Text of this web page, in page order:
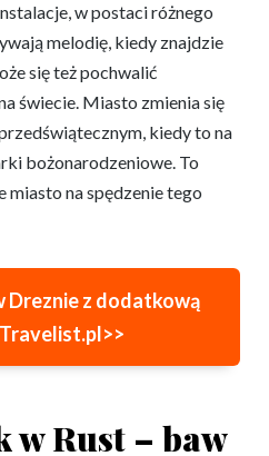
w postaci różnego
melodię, kiedy znajdzie
się też pochwalić
świecie. Miasto zmienia się
kiedy to na
bożonarodzeniowe. To
miasto na spędzenie tego
Dreznie z dodatkową
Rust – baw